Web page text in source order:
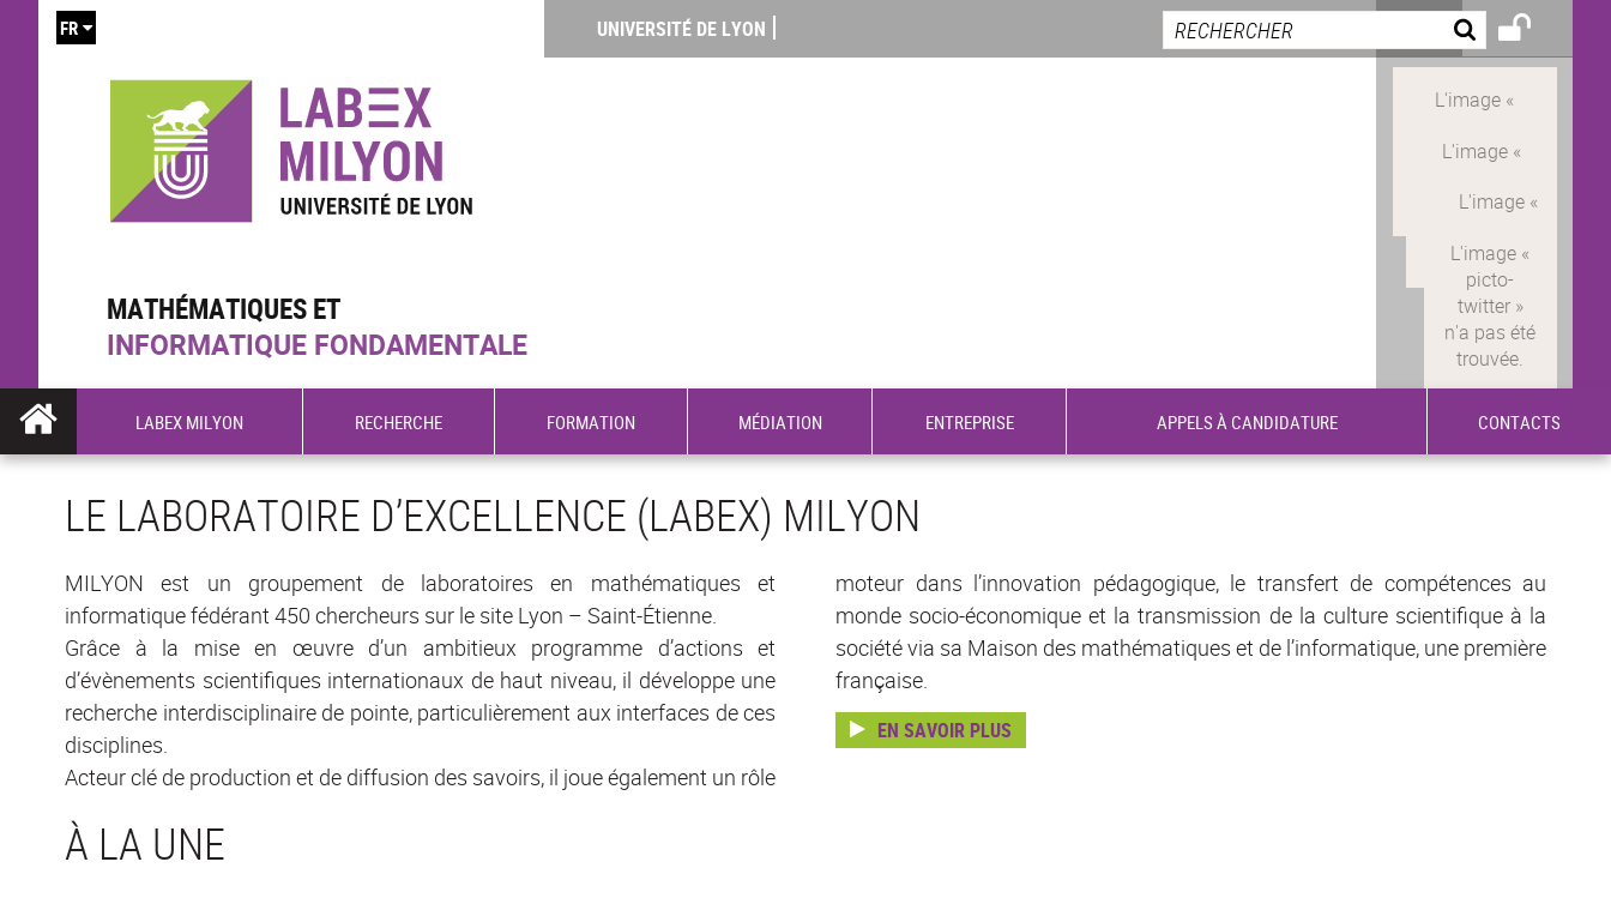
MATHÉMATIQUES ET
INFORMATIQUE FONDAMENTALE
UNIVERSITÉ DE LYON
FR
LABEX MILYON RECHERCHE FORMATION MÉDIATION ENTREPRISE APPELS À CANDIDATURE CONTACTS
LE LABORATOIRE D’EXCELLENCE (LABEX) MILYON
MILYON est un groupement de laboratoires en mathématiques et
informatique fédérant 450 chercheurs sur le site Lyon – Saint-Étienne.
Grâce à la mise en œuvre d’un ambitieux programme d’actions et
d’évènements scientifiques internationaux de haut niveau, il développe une
recherche interdisciplinaire de pointe, particulièrement aux interfaces de ces
disciplines.
Acteur clé de production et de diffusion des savoirs, il joue également un rôle
moteur dans l’innovation pédagogique, le transfert de compétences au
monde socio-économique et la transmission de la culture scientifique à la
société via sa Maison des mathématiques et de l’informatique, une première
française.
EN SAVOIR PLUS